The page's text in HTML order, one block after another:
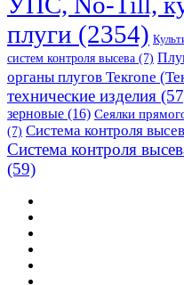
плуги (2354)
систем контроля высева (7)
органы плугов Текrоne
технические изделия
зерновые (16) Сеялки
(7) Система контроля
Система контроля
(59)